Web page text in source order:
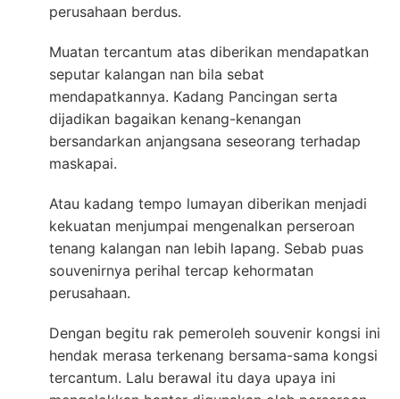
perusahaan berdus.
Muatan tercantum atas diberikan mendapatkan
seputar kalangan nan bila sebat
mendapatkannya. Kadang Pancingan serta
dijadikan bagaikan kenang-kenangan
bersandarkan anjangsana seseorang terhadap
maskapai.
Atau kadang tempo lumayan diberikan menjadi
kekuatan menjumpai mengenalkan perseroan
tenang kalangan nan lebih lapang. Sebab puas
souvenirnya perihal tercap kehormatan
perusahaan.
Dengan begitu rak pemeroleh souvenir kongsi ini
hendak merasa terkenang bersama-sama kongsi
tercantum. Lalu berawal itu daya upaya ini